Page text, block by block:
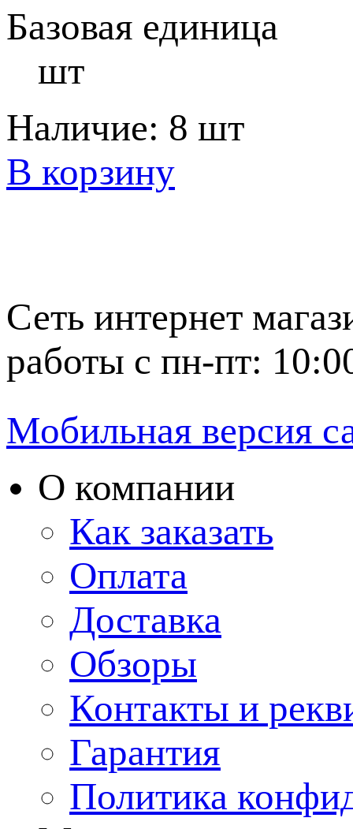
Базовая единица
шт
Наличие: 8 шт
В корзину
Сеть интернет
работы с пн-пт:
Мобильная версия
О компании
Как заказать
Оплата
Доставка
Обзоры
Контакты и
Гарантия
Политика